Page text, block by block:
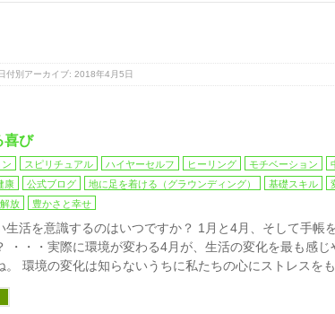
日付別アーカイブ: 2018年4月5日
喜び
スピリチュアル ハイヤーセルフ ヒーリング モチベーション
康 公式ブログ 地に足を着ける（グラウンディング） 基礎スキル
解放 豊かさと幸せ
生活を意識するのはいつですか？ 1月と4月、そして手帳
・・・実際に環境が変わる4月が、生活の変化を最も感じ
。 環境の変化は知らないうちに私たちの心にストレスを